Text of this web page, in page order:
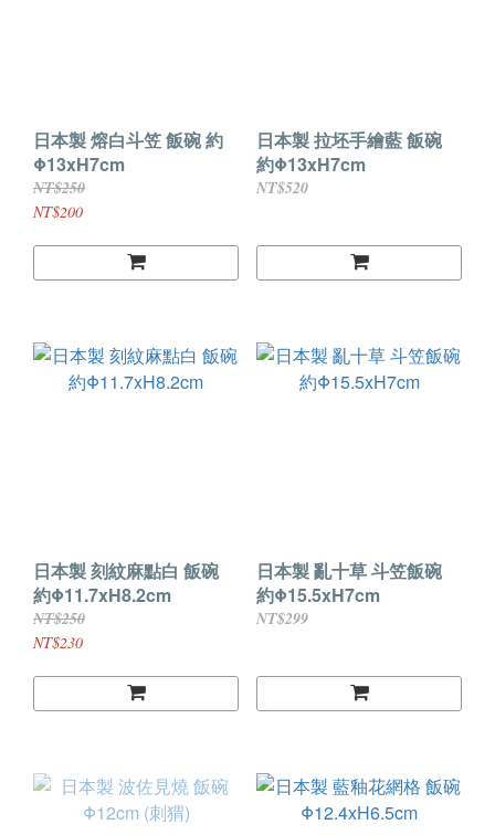
日本製 熔白斗笠 飯碗 約
Φ13xH7cm
NT$250
NT$200
日本製 拉坯手繪藍 飯碗
約Φ13xH7cm
NT$520
日本製 刻紋麻點白 飯碗
約Φ11.7xH8.2cm
NT$250
NT$230
日本製 亂十草 斗笠飯碗
約Φ15.5xH7cm
NT$299